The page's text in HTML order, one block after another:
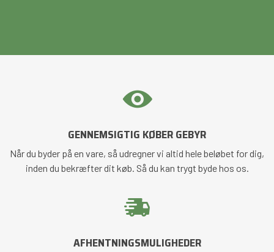
GENNEMSIGTIG KØBER GEBYR
Når du byder på en vare, så udregner vi altid hele beløbet for dig,
inden du bekræfter dit køb. Så du kan trygt byde hos os.
AFHENTNINGSMULIGHEDER